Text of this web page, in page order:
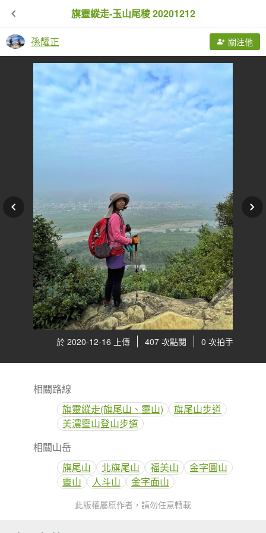
旗靈縱走-玉山尾稜 20201212
孫耀正 關注他
於 2020-12-16 上傳 407 次點閱 0 次拍手
相關路線
旗靈縱走(旗尾山、靈山)
旗尾山步道
美濃靈山登山步道
相關山岳
旗尾山
北旗尾山 福美山
金字圓山
靈山
人斗山 金字面山
此版權屬原作者，請勿任意轉載